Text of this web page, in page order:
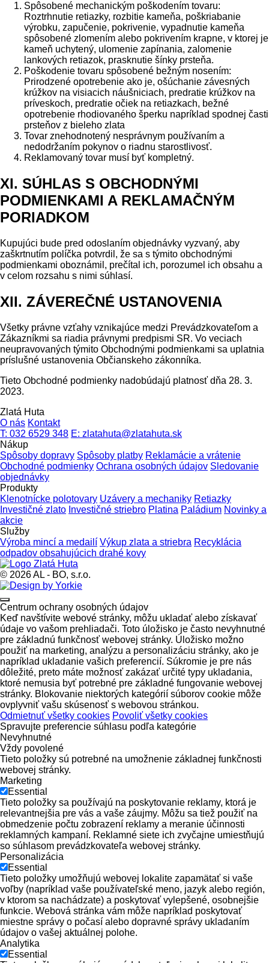
Spôsobené mechanickým poškodením tovaru:
Roztrhnutie retiazky, rozbitie kameňa, poškriabanie
výrobku, zapučenie, pokrivenie, vypadnutie kameňa
spôsobené zlomením alebo pokrivením krapne, v ktorej je
kameň uchytený, ulomenie zapínania, zalomenie
lankových retiazok, prasknutie šínky prsteňa.
Poškodenie tovaru spôsobené bežným nosením:
Prirodzené opotrebenie ako je, ošúchanie závesných
krúžkov na visiacich náušniciach, predratie krúžkov na
príveskoch, predratie očiek na retiazkach, bežné
opotrebenie rhodiovaného šperku napríklad spodnej časti
prsteňov z bieleho zlata
Tovar znehodnotený nesprávnym používaním a
nedodržaním pokynov o riadnu starostlivosť.
Reklamovaný tovar musí byť kompletný.
XI. SÚHLAS S OBCHODNÝMI
PODMIENKAMI A REKLAMAČNÝM
PORIADKOM
Kupujúci bude pred odoslaním objednávky vyzvaný, aby
zaškrtnutím políčka potvrdil, že sa s týmito obchodnými
podmienkami oboznámil, prečítal ich, porozumel ich obsahu a
v celom rozsahu s nimi súhlasí.
XII. ZÁVEREČNÉ USTANOVENIA
Všetky právne vzťahy vznikajúce medzi Prevádzkovateľom a
Zákazníkmi sa riadia právnymi predpismi SR. Vo veciach
neupravovaných týmito Obchodnými podmienkami sa uplatnia
príslušné ustanovenia Občianskeho zákonníka.
Tieto Obchodné podmienky nadobúdajú platnosť dňa 28. 3.
2023.
Zlatá Huta
O nás Kontakt
T: 032 6529 348 E: zlatahuta@zlatahuta.sk
Nákup
Spôsoby dopravy Spôsoby platby Reklamácie a vrátenie
Obchodné podmienky Ochrana osobných údajov Sledovanie
objednávky
Produkty
Klenotnícke polotovary Uzávery a mechaniky Retiazky
Investičné zlato Investičné striebro Platina Paládium Novinky a
akcie
Služby
Výroba mincí a medailí Výkup zlata a striebra Recyklácia
odpadov obsahujúcich drahé kovy
© 2026 AL - BO, s.r.o.
Centrum ochrany osobných údajov
Keď navštívite webové stránky, môžu ukladať alebo získavať
údaje vo vašom prehliadači. Toto úložisko je často nevyhnutné
pre základnú funkčnosť webovej stránky. Úložisko možno
použiť na marketing, analýzu a personalizáciu stránky, ako je
napríklad ukladanie vašich preferencií. Súkromie je pre nás
dôležité, preto máte možnosť zakázať určité typy ukladania,
ktoré nemusia byť potrebné pre základné fungovanie webovej
stránky. Blokovanie niektorých kategórií súborov cookie môže
ovplyvniť vašu skúsenosť s webovou stránkou.
Odmietnuť všetky cookies Povoliť všetky cookies
Spravujte preferencie súhlasu podľa kategórie
Nevyhnutné
Vždy povolené
Tieto položky sú potrebné na umožnenie základnej funkčnosti
webovej stránky.
Marketing
Essential
Tieto položky sa používajú na poskytovanie reklamy, ktorá je
relevantnejšia pre vás a vaše záujmy. Môžu sa tiež použiť na
obmedzenie počtu zobrazení reklamy a meranie účinnosti
reklamných kampaní. Reklamné siete ich zvyčajne umiestňujú
so súhlasom prevádzkovateľa webovej stránky.
Personalizácia
Essential
Tieto položky umožňujú webovej lokalite zapamätať si vaše
voľby (napríklad vaše používateľské meno, jazyk alebo región,
v ktorom sa nachádzate) a poskytovať vylepšené, osobnejšie
funkcie. Webová stránka vám môže napríklad poskytovať
miestne správy o počasí alebo dopravné správy ukladaním
údajov o vašej aktuálnej polohe.
Analytika
Essential